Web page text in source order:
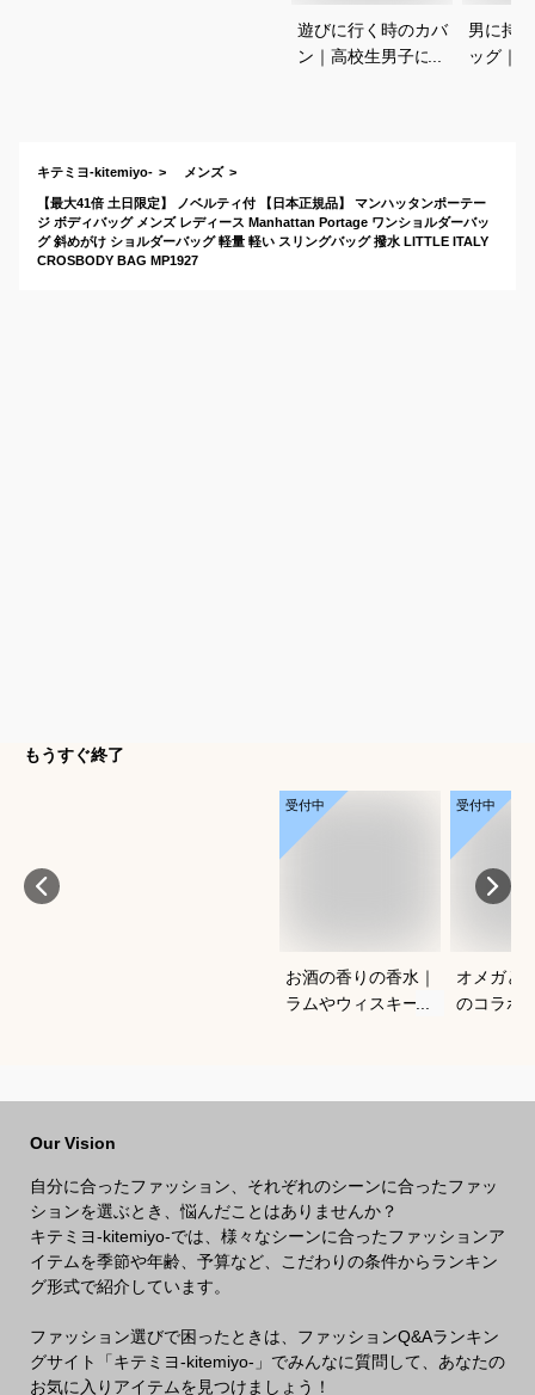
遊びに行く時のカバ
ン｜高校生男子に人
男に持
ッグ｜
キテミヨ-kitemiyo- メンズ
【最大41倍 土日限定】 ノベルティ付 【日本正規品】 マンハッタンポーテー
ジ ボディバッグ メンズ レディース Manhattan Portage ワンショルダーバッ
グ 斜めがけ ショルダーバッグ 軽量 軽い スリングバッグ 撥水 LITTLE ITALY
CROSBODY BAG MP1927
もうすぐ終了
受付中
お酒の香りの香水｜
ラムやウィスキーな
受付中
オメガと
のコラボ
Our Vision
自分に合ったファッション、それぞれのシーンに合ったファッ
ションを選ぶとき、悩んだことはありませんか？
キテミヨ-kitemiyo-では、様々なシーンに合ったファッションア
イテムを季節や年齢、予算など、こだわりの条件からランキン
グ形式で紹介しています。
ファッション選びで困ったときは、ファッションQ&Aランキン
グサイト「キテミヨ-kitemiyo-」でみんなに質問して、あなたの
お気に入りアイテムを見つけましょう！